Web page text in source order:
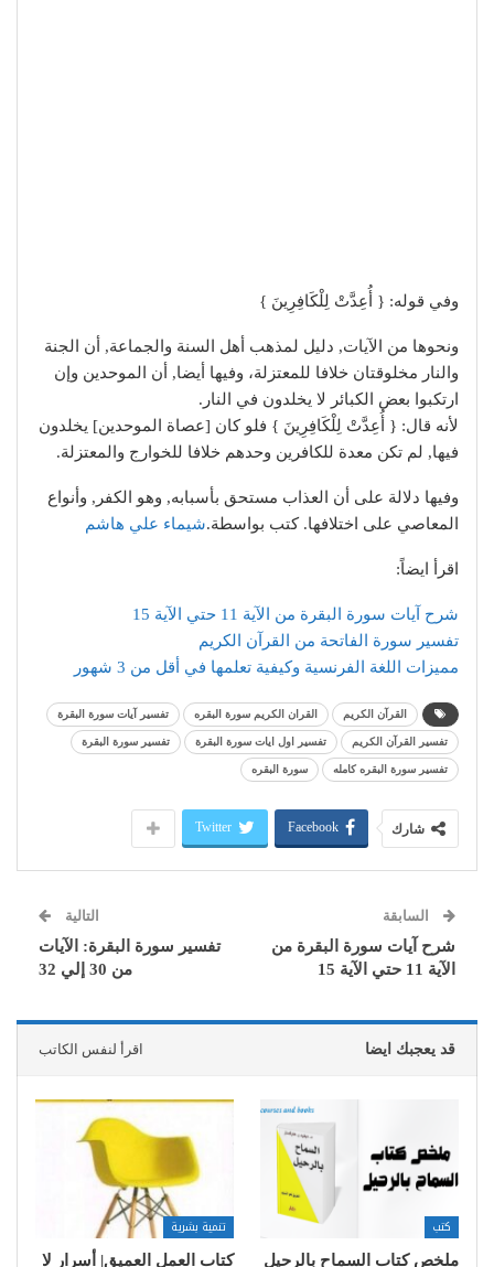
وفي قوله: { أُعِدَّتْ لِلْكَافِرِينَ }
ونحوها من الآيات, دليل لمذهب أهل السنة والجماعة, أن الجنة
والنار مخلوقتان خلافا للمعتزلة، وفيها أيضا, أن الموحدين وإن
ارتكبوا بعض الكبائر لا يخلدون في النار.
لأنه قال: { أُعِدَّتْ لِلْكَافِرِينَ } فلو كان [عصاة الموحدين] يخلدون
فيها, لم تكن معدة للكافرين وحدهم خلافا للخوارج والمعتزلة.
وفيها دلالة على أن العذاب مستحق بأسبابه, وهو الكفر, وأنواع
المعاصي على اختلافها. كتب بواسطة.شيماء علي هاشم
اقرأ ايضاً:
شرح آيات سورة البقرة من الآية 11 حتي الآية 15
تفسير سورة الفاتحة من القرآن الكريم
مميزات اللغة الفرنسية وكيفية تعلمها في أقل من 3 شهور
القرآن الكريم القران الكريم سورة البقره تفسير آيات سورة البقرة
تفسير القرآن الكريم تفسير اول ايات سورة البقرة تفسير سورة البقرة
تفسير سورة البقره كامله سورة البقره
شارك Facebook
Twitter
السابقة
شرح آيات سورة البقرة من
الآية 11 حتي الآية 15
التالية
تفسير سورة البقرة: الآيات
من 30 إلي 32
قد يعجبك ايضا اقرأ لنفس الكاتب
كتب
ملخص كتاب السماح بالرحيل
تنمية بشرية
كتاب العمل العميق| أسرار لا